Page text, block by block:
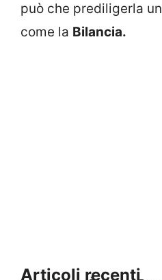
può che prediligerla
come la Bilancia.
Articoli recenti